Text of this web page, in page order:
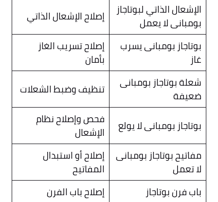
الإشعال الذاتي لبوتاجاز
بومبانى لا يعمل
إصلاح الإشعال الذاتي
بوتاجاز بومبانى يسرب
غاز
إصلاح تسريب الغاز
بأمان
شعلة بوتاجاز بومبانى
ضعيفة تنظيف وضبط الشعلات
بوتاجاز بومبانى لا يولع فحص وإصلاح نظام
الإشعال
مفاتيح بوتاجاز بومبانى
لا تعمل
إصلاح أو استبدال
المفاتيح
باب فرن بوتاجاز
إصلاح باب الفرن